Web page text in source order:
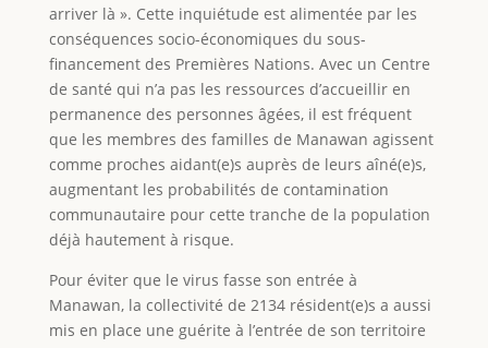
arriver là ». Cette inquiétude est alimentée par les
conséquences socio-économiques du sous-
financement des Premières Nations. Avec un Centre
de santé qui n’a pas les ressources d’accueillir en
permanence des personnes âgées, il est fréquent
que les membres des familles de Manawan agissent
comme proches aidant(e)s auprès de leurs aîné(e)s,
augmentant les probabilités de contamination
communautaire pour cette tranche de la population
déjà hautement à risque.
Pour éviter que le virus fasse son entrée à
Manawan, la collectivité de 2134 résident(e)s a aussi
mis en place une guérite à l’entrée de son territoire